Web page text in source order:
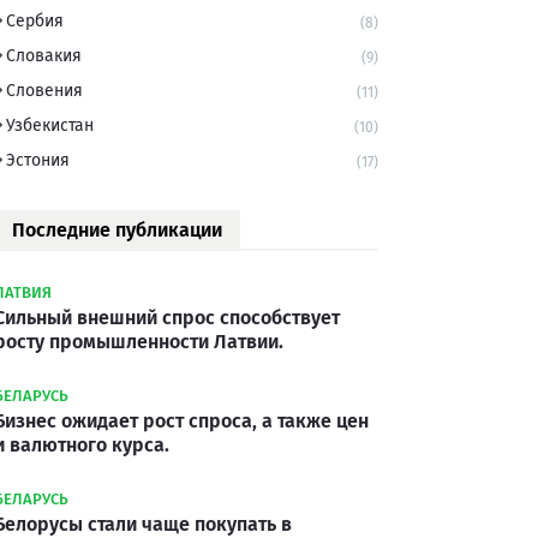
Сербия (8)
Словакия (9)
Словения (11)
Узбекистан (10)
Эстония (17)
Последние публикации
внешний спрос способствует
промышленности Латвии.
ожидает рост спроса, а также цен
валютного курса.
стали чаще покупать в